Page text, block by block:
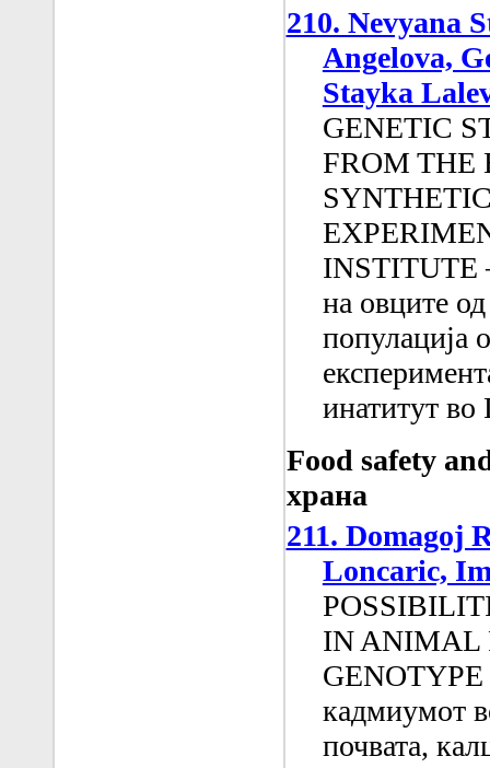
210. Nevyana
Angelova,
Stayka
GENETIC
FROM THE
INSTITUTE
на овците
популација
инатитут
Food safety
храна
211. Domagoj
Loncaric,
IN ANIMAL
кадмиумот
почвата,